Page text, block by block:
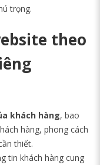
trọng.
theo
khách hàng, bao
hàng, phong cách
thiết.
tin khách hàng cung